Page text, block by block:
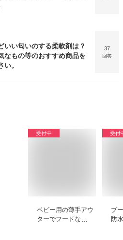
いい匂いのする柔軟剤は？
なもの等のおすすめ商品を
い。
37
回答
受付中
ベビー用の薄手アウ
ターでフードなしの
受付
ブ
防